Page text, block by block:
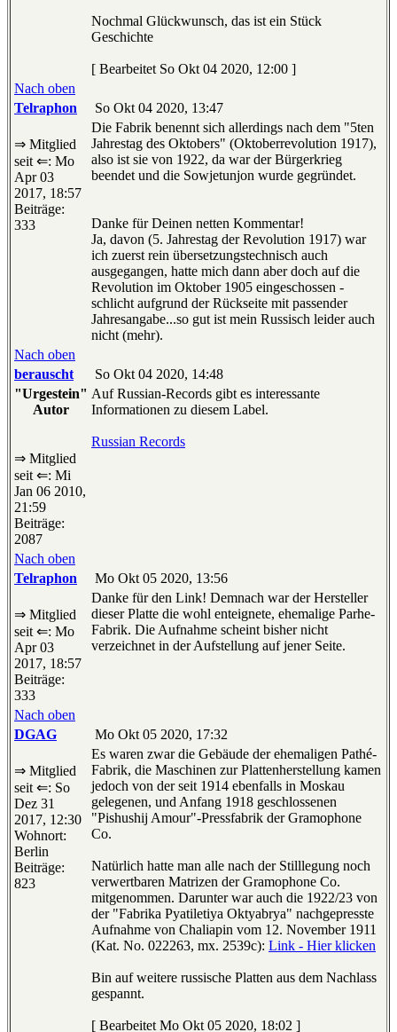
Nochmal Glückwunsch, das ist ein Stück
Geschichte
[ Bearbeitet So Okt 04 2020, 12:00 ]
Nach oben
Telraphon
So Okt 04 2020, 13:47
⇒ Mitglied
seit ⇐: Mo
Apr 03
2017, 18:57
Beiträge:
333
Die Fabrik benennt sich allerdings nach dem "5ten
Jahrestag des Oktobers" (Oktoberrevolution 1917),
also ist sie von 1922, da war der Bürgerkrieg
beendet und die Sowjetunjon wurde gegründet.
Danke für Deinen netten Kommentar!
Ja, davon (5. Jahrestag der Revolution 1917) war
ich zuerst rein übersetzungstechnisch auch
ausgegangen, hatte mich dann aber doch auf die
Revolution im Oktober 1905 eingeschossen -
schlicht aufgrund der Rückseite mit passender
Jahresangabe...so gut ist mein Russisch leider auch
nicht (mehr).
Nach oben
berauscht
So Okt 04 2020, 14:48
"Urgestein"
Autor
⇒ Mitglied
seit ⇐: Mi
Jan 06 2010,
21:59
Beiträge:
2087
Auf Russian-Records gibt es interessante
Informationen zu diesem Label.
Russian Records
Nach oben
Telraphon
Mo Okt 05 2020, 13:56
⇒ Mitglied
seit ⇐: Mo
Apr 03
2017, 18:57
Beiträge:
333
Danke für den Link! Demnach war der Hersteller
dieser Platte die wohl enteignete, ehemalige Parhe-
Fabrik. Die Aufnahme scheint bisher nicht
verzeichnet in der Aufstellung auf jener Seite.
Nach oben
DGAG
Mo Okt 05 2020, 17:32
⇒ Mitglied
seit ⇐: So
Dez 31
2017, 12:30
Wohnort:
Berlin
Beiträge:
823
Es waren zwar die Gebäude der ehemaligen Pathé-
Fabrik, die Maschinen zur Plattenherstellung kamen
jedoch von der seit 1914 ebenfalls in Moskau
gelegenen, und Anfang 1918 geschlossenen
"Pishushij Amour"-Pressfabrik der Gramophone
Co.
Natürlich hatte man alle nach der Stilllegung noch
verwertbaren Matrizen der Gramophone Co.
mitgenommen. Darunter war auch die 1922/23 von
der "Fabrika Pyatiletiya Oktyabrya" nachgepresste
Aufnahme von Chaliapin vom 12. November 1911
(Kat. No. 022263, mx. 2539c): Link - Hier klicken
Bin auf weitere russische Platten aus dem Nachlass
gespannt.
[ Bearbeitet Mo Okt 05 2020, 18:02 ]